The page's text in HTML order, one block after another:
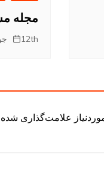
مجله
12th جولای 2025
علامت‌گذاری